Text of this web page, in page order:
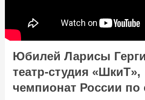
14:15 В ПОИСКАХ АСУТОВ 12+
ТВ ПРОГРАММА
Юбилей Ларисы
театр-студия «ШкиТ»,
чемпионат России по